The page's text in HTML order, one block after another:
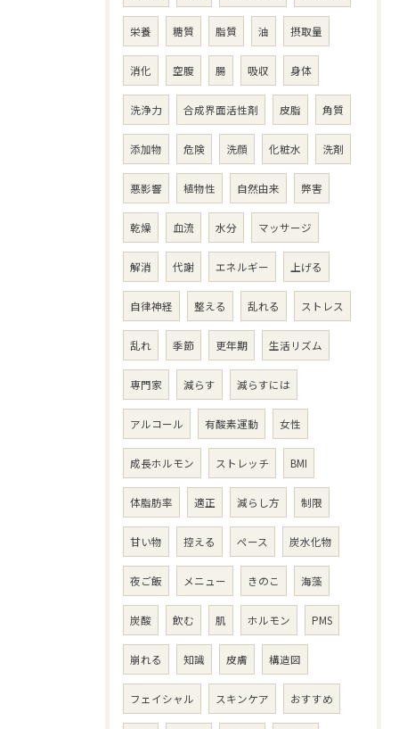
栄養 糖質 脂質 油 摂取量
消化 空腹 腸 吸収 身体
洗浄力 合成界面活性剤 皮脂 角質
添加物 危険 洗顔 化粧水 洗剤
悪影響 植物性 自然由来 弊害
乾燥 血流 水分 マッサージ
解消 代謝 エネルギー 上げる
自律神経 整える 乱れる ストレス
乱れ 季節 更年期 生活リズム
専門家 減らす 減らすには
アルコール 有酸素運動 女性
成長ホルモン ストレッチ BMI
体脂肪率 適正 減らし方 制限
甘い物 控える ペース 炭水化物
夜ご飯 メニュー きのこ 海藻
炭酸 飲む 肌 ホルモン PMS
崩れる 知識 皮膚 構造図
フェイシャル スキンケア おすすめ